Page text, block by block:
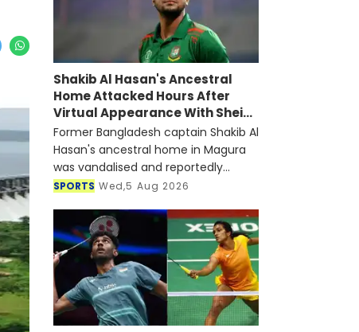
Shakib Al Hasan's Ancestral
Home Attacked Hours After
Virtual Appearance With Sheikh
Hasina
Former Bangladesh captain Shakib Al
Hasan's ancestral home in Magura
was vandalised and reportedly
targeted with a petrol bomb shortly
conference alongside Sheikh Hasi
SPORTS Wed,5 Aug 2026